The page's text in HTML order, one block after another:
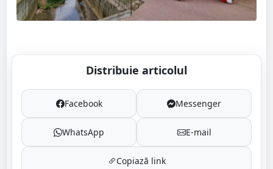
Distribuie articolul
Facebook Messenger
WhatsApp E-mail
Copiază link